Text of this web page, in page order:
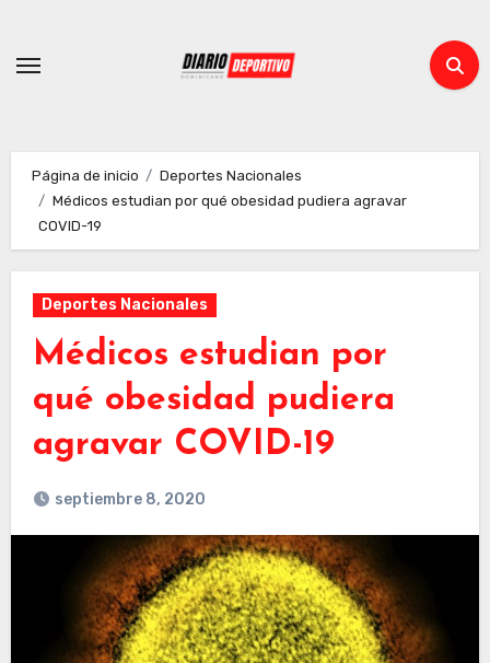
contenido
Página de inicio
Deportes Nacionales
Médicos estudian por qué obesidad pudiera agravar
COVID-19
Deportes Nacionales
Médicos estudian por
qué obesidad pudiera
agravar COVID-19
septiembre 8, 2020